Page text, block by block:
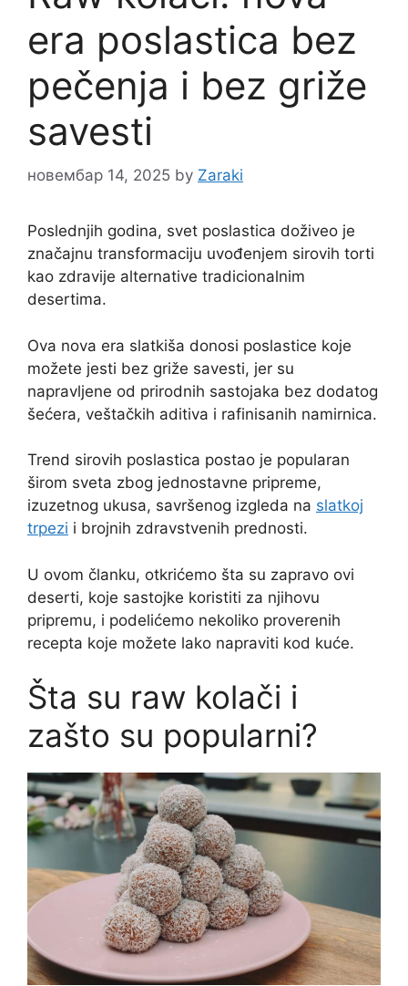
era poslastica bez
pečenja i bez griže
savesti
новембар 14, 2025 by Zaraki
Poslednjih godina, svet poslastica doživeo je
značajnu transformaciju uvođenjem sirovih torti
kao zdravije alternative tradicionalnim
desertima.
Ova nova era slatkiša donosi poslastice koje
možete jesti bez griže savesti, jer su
napravljene od prirodnih sastojaka bez dodatog
šećera, veštačkih aditiva i rafinisanih namirnica.
Trend sirovih poslastica postao je popularan
širom sveta zbog jednostavne pripreme,
izuzetnog ukusa, savršenog izgleda na slatkoj
trpezi i brojnih zdravstvenih prednosti.
U ovom članku, otkrićemo šta su zapravo ovi
deserti, koje sastojke koristiti za njihovu
pripremu, i podelićemo nekoliko proverenih
recepta koje možete lako napraviti kod kuće.
Šta su raw kolači i
zašto su popularni?